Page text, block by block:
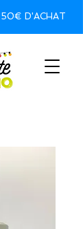
50€ D'ACHAT